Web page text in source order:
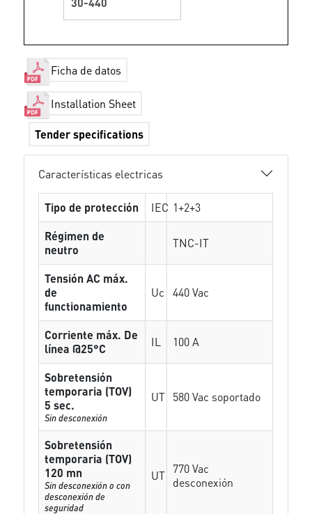
Ficha de datos
Installation Sheet
Tender specifications
Características electricas
Tipo de protección IEC 1+2+3
Régimen de
neutro
TNC-IT
Tensión AC máx.
de
functionamiento
Uc 440 Vac
Corriente máx. De
línea @25°C
IL 100 A
Sobretensión
temporaria (TOV)
5 sec.
Sin desconexión
UT 580 Vac soportado
Sobretensión
temporaria (TOV)
120 mn
Sin desconexión o con
desconexión de
seguridad
UT 770 Vac
desconexión